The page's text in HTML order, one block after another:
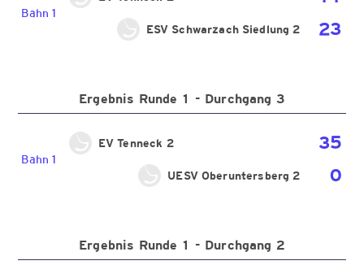
Bahn 1
23
ESV Schwarzach Siedlung 2
Ergebnis Runde 1 - Durchgang 3
Bahn 1
EV Tenneck 2
35
0
UESV Oberuntersberg 2
Ergebnis Runde 1 - Durchgang 2